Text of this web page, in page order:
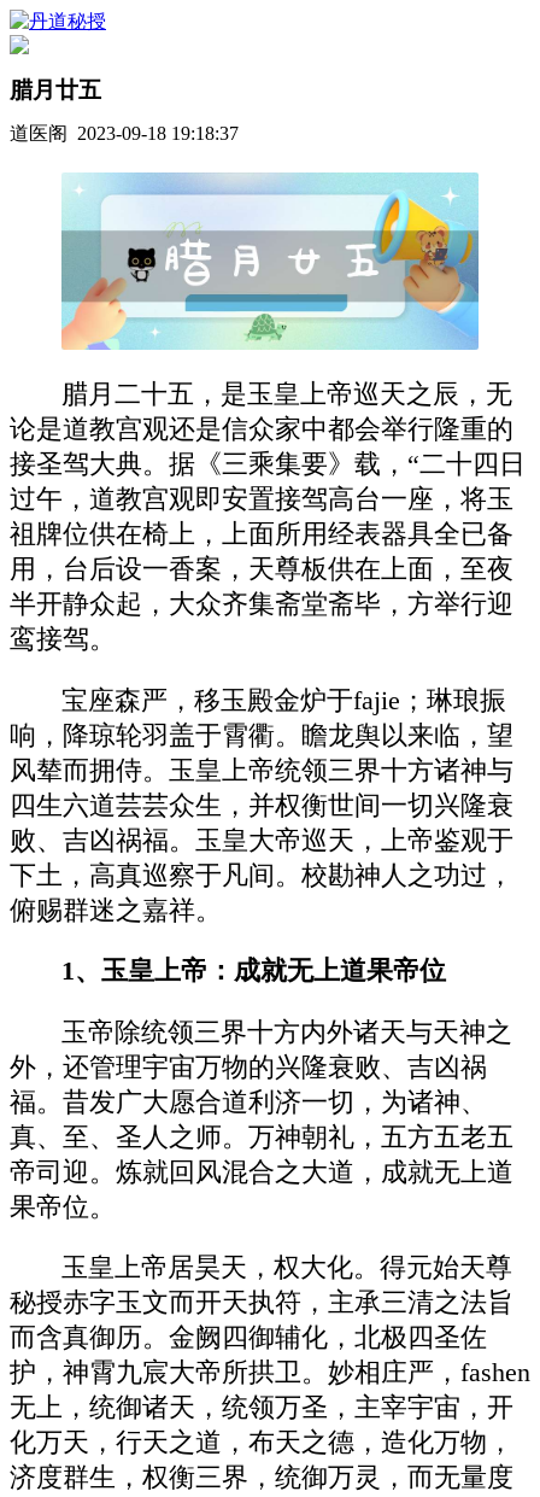
腊月廿五
道医阁 2023-09-18 19:18:37
腊月二十五，是玉皇上帝巡天之辰，无
论是道教宫观还是信众家中都会举行隆重的
接圣驾大典。据《三乘集要》载，“二十四日
过午，道教宫观即安置接驾高台一座，将玉
祖牌位供在椅上，上面所用经表器具全已备
用，台后设一香案，天尊板供在上面，至夜
半开静众起，大众齐集斋堂斋毕，方举行迎
鸾接驾。
宝座森严，移玉殿金炉于fajie；琳琅振
响，降琼轮羽盖于霄衢。瞻龙舆以来临，望
风辇而拥侍。玉皇上帝统领三界十方诸神与
四生六道芸芸众生，并权衡世间一切兴隆衰
败、吉凶祸福。玉皇大帝巡天，上帝鉴观于
下土，高真巡察于凡间。校勘神人之功过，
俯赐群迷之嘉祥。
1、玉皇上帝：成就无上道果帝位
玉帝除统领三界十方内外诸天与天神之
外，还管理宇宙万物的兴隆衰败、吉凶祸
福。昔发广大愿合道利济一切，为诸神、
真、至、圣人之师。万神朝礼，五方五老五
帝司迎。炼就回风混合之大道，成就无上道
果帝位。
玉皇上帝居昊天，权大化。得元始天尊
秘授赤字玉文而开天执符，主承三清之法旨
而含真御历。金阙四御辅化，北极四圣佐
护，神霄九宸大帝所拱卫。妙相庄严，fashen
无上，统御诸天，统领万圣，主宰宇宙，开
化万天，行天之道，布天之德，造化万物，
济度群生，权衡三界，统御万灵，而无量度